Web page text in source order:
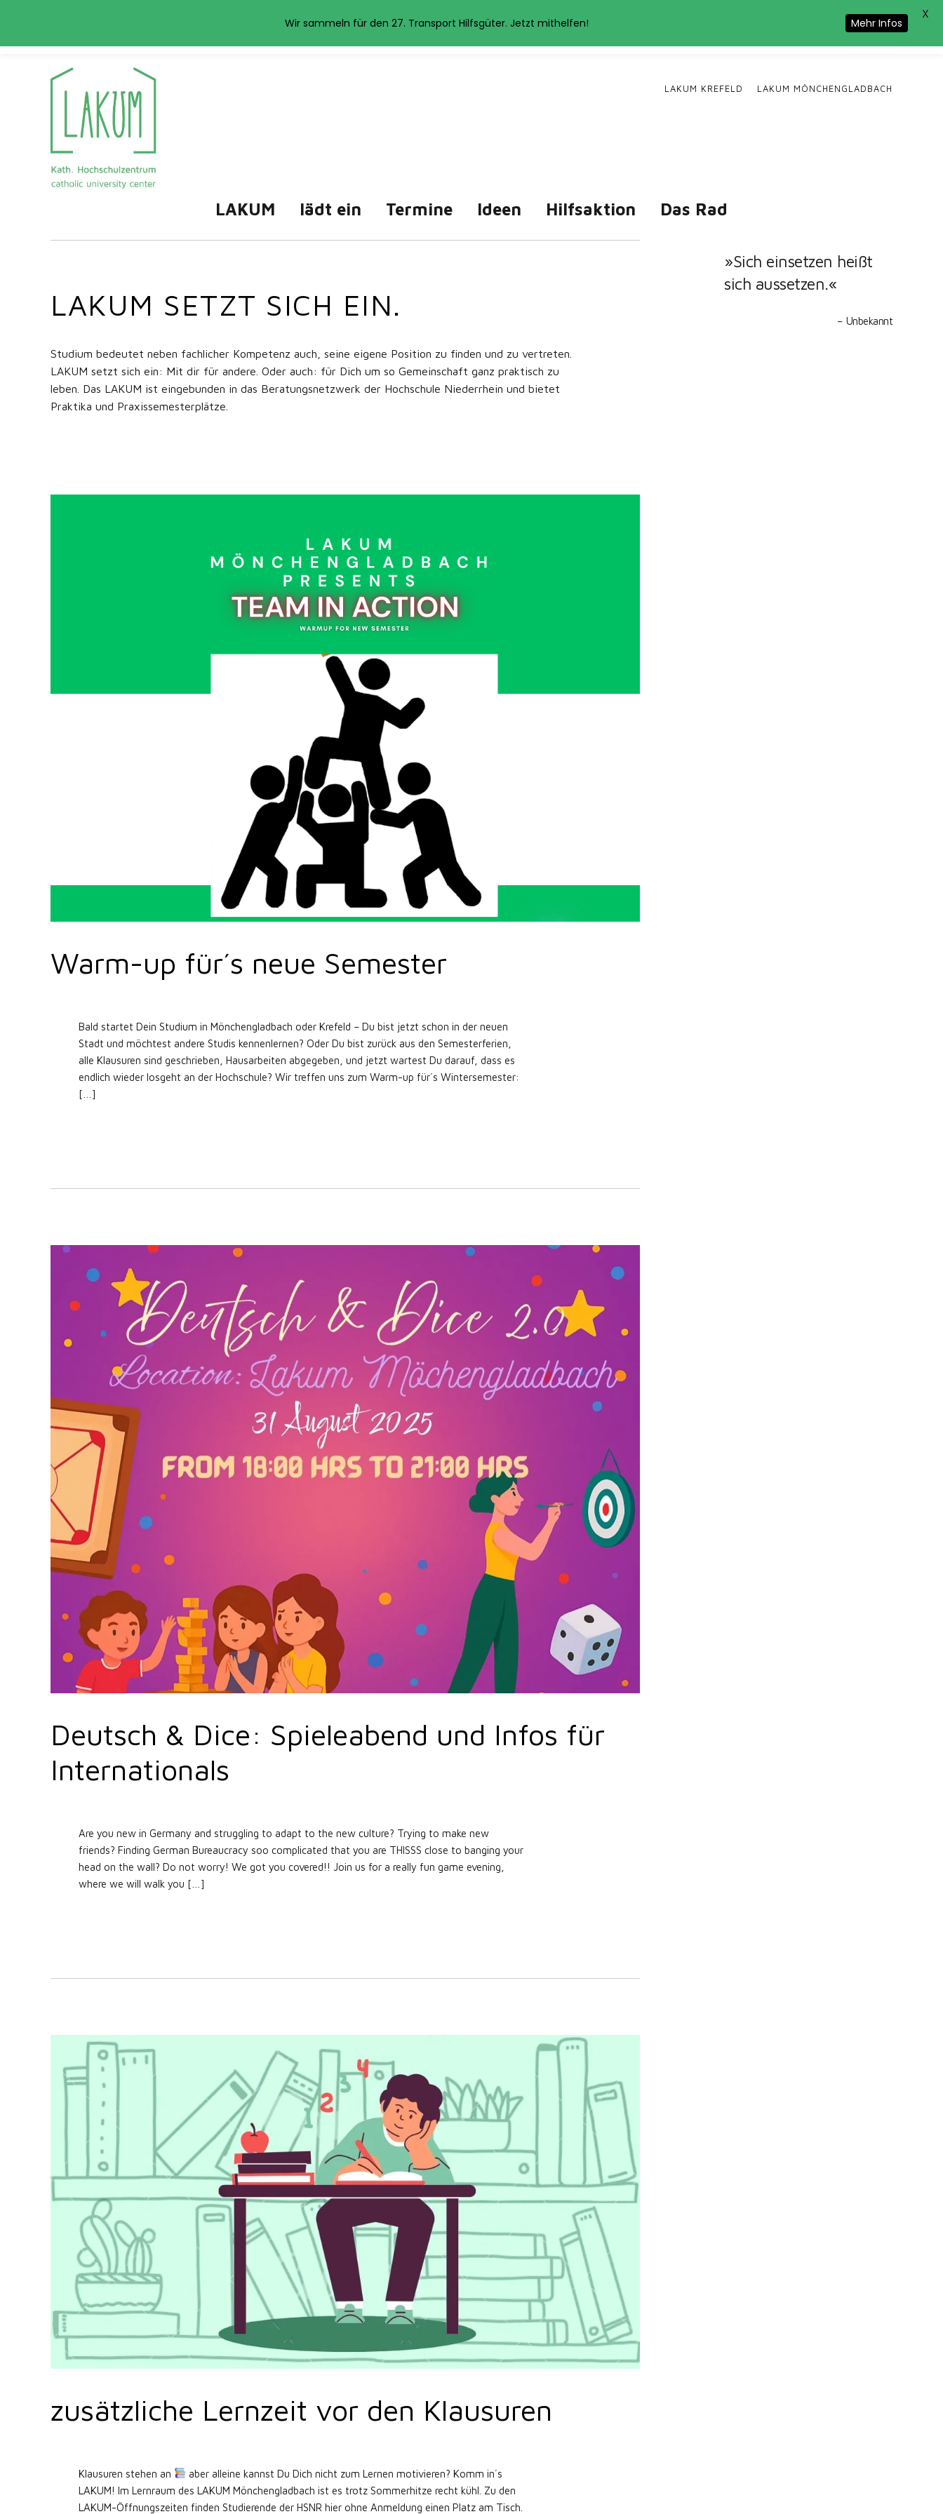
LAKUM KREFELD LAKUM MÖNCHENGLADBACH
LAKUM lädt ein Termine Ideen Hilfsaktion Das Rad
LAKUM SETZT SICH EIN.
Studium bedeutet neben fachlicher Kompetenz auch, seine eigene Position zu finden und zu vertreten.
LAKUM setzt sich ein: Mit dir für andere. Oder auch: für Dich um so Gemeinschaft ganz praktisch zu
leben. Das LAKUM ist eingebunden in das Beratungsnetzwerk der Hochschule Niederrhein und bietet
Praktika und Praxissemesterplätze.
Warm-up für´s neue Semester
Bald startet Dein Studium in Mönchengladbach oder Krefeld – Du bist jetzt schon in der neuen
Stadt und möchtest andere Studis kennenlernen? Oder Du bist zurück aus den Semesterferien,
alle Klausuren sind geschrieben, Hausarbeiten abgegeben, und jetzt wartest Du darauf, dass es
endlich wieder losgeht an der Hochschule? Wir treffen uns zum Warm-up für´s Wintersemester:
[…]
Deutsch & Dice: Spieleabend und Infos für
Internationals
Are you new in Germany and struggling to adapt to the new culture? Trying to make new
friends? Finding German Bureaucracy soo complicated that you are THISSS close to banging your
head on the wall? Do not worry! We got you covered!! Join us for a really fun game evening,
where we will walk you […]
zusätzliche Lernzeit vor den Klausuren
Klausuren stehen an
aber alleine kannst Du Dich nicht zum Lernen motivieren? Komm in´s
LAKUM! Im Lernraum des LAKUM Mönchengladbach ist es trotz Sommerhitze recht kühl. Zu den
LAKUM-Öffnungszeiten finden Studierende der HSNR hier ohne Anmeldung einen Platz am Tisch.
»Sich einsetzen heißt
sich aussetzen.«
Unbekannt
Wir sammeln für den 27. Transport Hilfsgüter. Jetzt mithelfen! Mehr Infos
X